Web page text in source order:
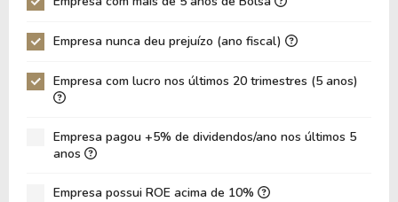
Empresa nunca deu prejuízo (ano fiscal)
Empresa com lucro nos últimos 20 trimestres (5 anos)
Empresa pagou +5% de dividendos/ano nos últimos 5
anos
Empresa possui ROE acima de 10%